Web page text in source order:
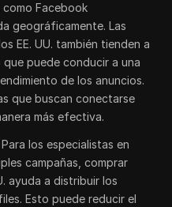
Facebook
geográficamente. Las
EE. UU. también tienden a
puede conducir a una
de los anuncios.
que buscan conectarse
más efectiva.
Para los especialistas en
campañas, comprar
ayuda a distribuir los
Esto puede reducir el